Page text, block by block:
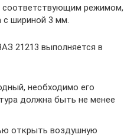
соответствующим режимом,
с шириной 3 мм.
21213 выполняется в
необходимо его
должна быть не менее
открыть воздушную